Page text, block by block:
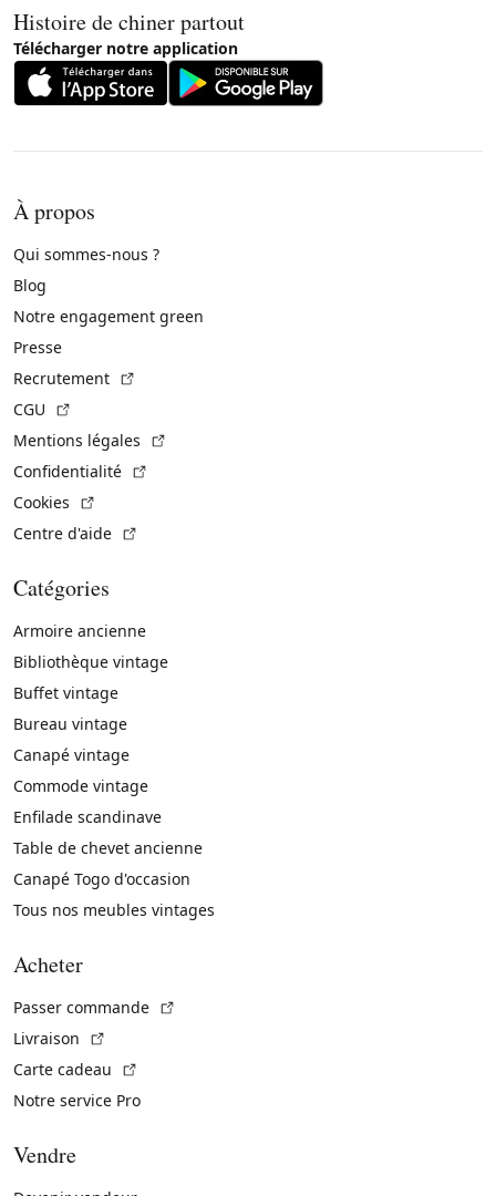
Histoire de chiner partout
Télécharger notre application
À propos
Qui sommes-nous ?
Blog
Notre engagement green
Presse
Recrutement
CGU
Mentions légales
Confidentialité
Cookies
Centre d'aide
Catégories
Armoire ancienne
Bibliothèque vintage
Buffet vintage
Bureau vintage
Canapé vintage
Commode vintage
Enfilade scandinave
Table de chevet ancienne
Canapé Togo d'occasion
Tous nos meubles vintages
Acheter
Passer commande
Livraison
Carte cadeau
Notre service Pro
Vendre